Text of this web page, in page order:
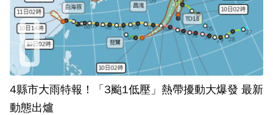
4縣市大雨特報！「3颱1低壓」熱帶擾動大爆發 最新
動態出爐